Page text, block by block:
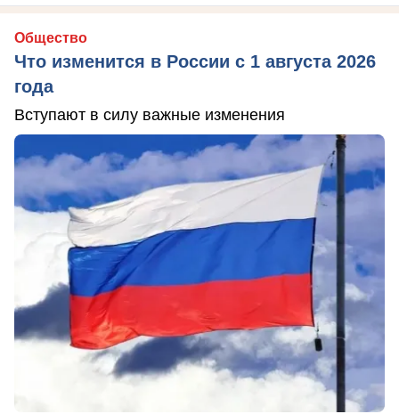
Общество
Что изменится в России с 1 августа 2026
года
Вступают в силу важные изменения